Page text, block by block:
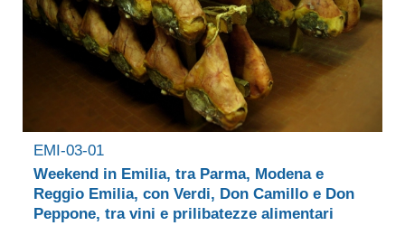
EMI-03-01
Weekend in Emilia, tra Parma, Modena e
Reggio Emilia, con Verdi, Don Camillo e Don
Peppone, tra vini e prilibatezze alimentari